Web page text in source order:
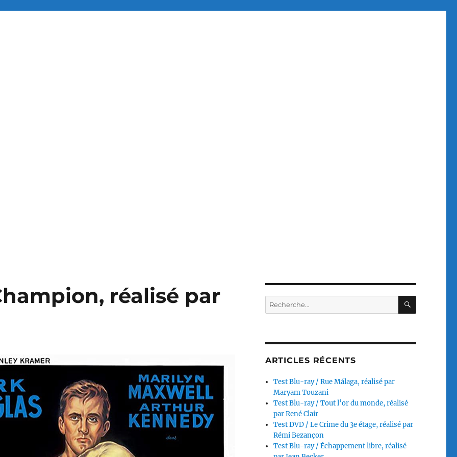
réalisé par
Recherche
pour :
ARTICLES RÉCENTS
Test Blu-ray / Rue Málaga, réalisé par
Maryam Touzani
Test Blu-ray / Tout l’or du monde, réalisé
par René Clair
Test DVD / Le Crime du 3e étage, réalisé par
Rémi Bezançon
Test Blu-ray / Échappement libre, réalisé